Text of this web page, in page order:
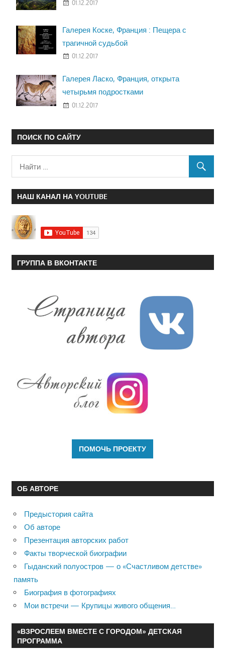
01.12.2017
Галерея Коске, Франция : Пещера с
трагичной судьбой
01.12.2017
Галерея Ласко, Франция, открыта
четырьмя подростками
01.12.2017
ПОИСК ПО САЙТУ
НАШ КАНАЛ НА YOUTUBE
ГРУППА В ВКОНТАКТЕ
ОБ АВТОРЕ
Предыстория сайта
Об авторе
Презентация авторских работ
Факты творческой биографии
Гыданский полуостров — о «Счастливом детстве»
память
Биография в фотографиях
Мои встречи — Крупицы живого общения…
«ВЗРОСЛЕЕМ ВМЕСТЕ С ГОРОДОМ» ДЕТСКАЯ
ПРОГРАММА